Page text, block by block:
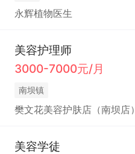
永辉植物医生
美容护理师
3000-7000元/月
南坝镇
樊文花美容护肤店（南坝店）
美容学徒